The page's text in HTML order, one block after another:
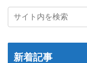
新着記事